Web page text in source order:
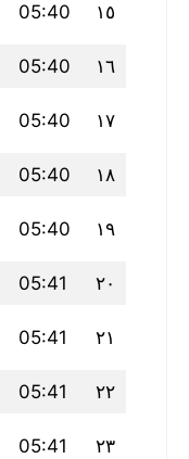
١٥ 05:40
١٦ 05:40
١٧ 05:40
١٨ 05:40
١٩ 05:40
٢٠ 05:41
٢١ 05:41
٢٢ 05:41
٢٣ 05:41